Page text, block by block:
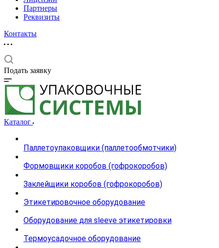
Партнеры
Реквизиты
Контакты
Подать заявку
Каталог
Паллетоупаковщики (паллетообмотчики)
Формовщики коробов (гофрокоробов)
Заклейщики коробов (гофрокоробов)
Этикетировочное оборудование
Оборудование для sleeve этикетировки
Термоусадочное оборудование